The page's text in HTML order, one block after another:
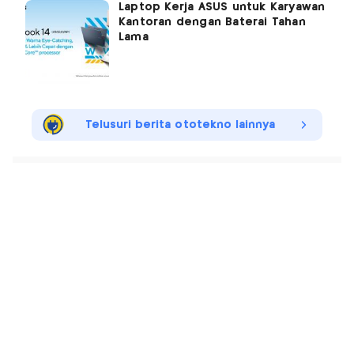
Laptop Kerja ASUS untuk Karyawan
Kantoran dengan Baterai Tahan
Lama
Telusuri berita ototekno lainnya